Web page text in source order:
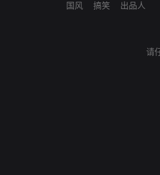
国风
搞笑
出品人
请